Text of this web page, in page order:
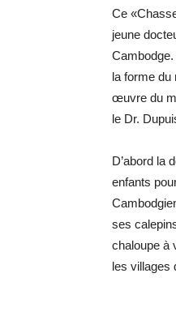
Ce
jeune
la forme du
œuvre du
le Dr.
D’abord la
enfants
ses
chaloupe à
les villages